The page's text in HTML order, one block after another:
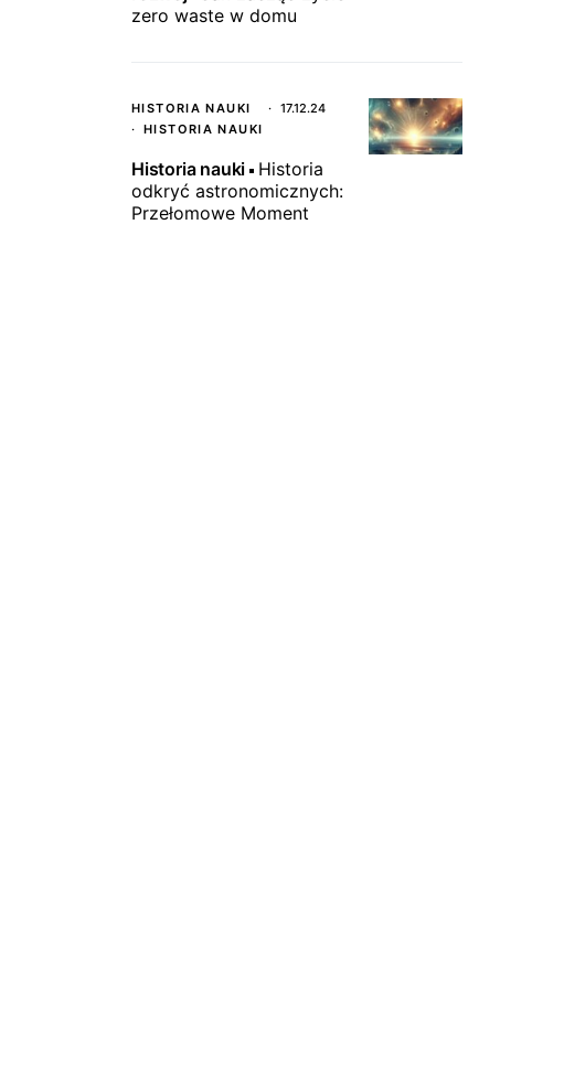
zero waste w domu
HISTORIA NAUKI
17.12.24
HISTORIA NAUKI
Historia nauki
Historia
odkryć astronomicznych:
Przełomowe Moment